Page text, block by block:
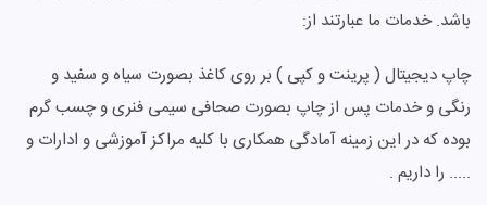
باشد. خدمات ما عبارتند از:
چاپ دیجیتال ( پرینت و کپی ) بر روی کاغذ بصورت سیاه و سفید و
رنگی و خدمات پس از چاپ بصورت صحافی سیمی فنری و چسب گرم
بوده که در این زمینه آمادگی همکاری با کلیه مراکز آموزشی و ادارات و
..... را داریم .